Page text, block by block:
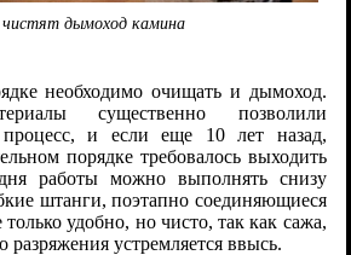
дымоход камина
необходимо очищать и дымоход.
существенно позволили
и если еще 10 лет назад,
порядке требовалось выходить
работы можно выполнять снизу
штанги, поэтапно соединяющиеся
удобно, но чисто, так как сажа,
разряжения устремляется ввысь.